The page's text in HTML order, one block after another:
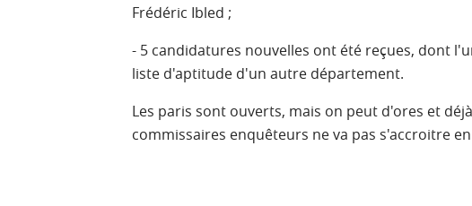
Frédéric Ibled ;
- 5 candidatures nouvelles ont été reçues, dont
liste d'aptitude d'un autre département.
Les paris sont ouverts, mais on peut d'ores et
commissaires enquêteurs ne va pas s'accroitre